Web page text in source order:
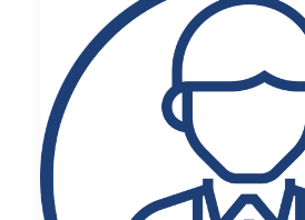
PUNTO PRELIEVI